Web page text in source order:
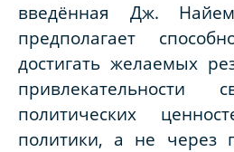
введённая Дж.
предполагает
достигать желаемых
привлекательности
политических
политики, а не через